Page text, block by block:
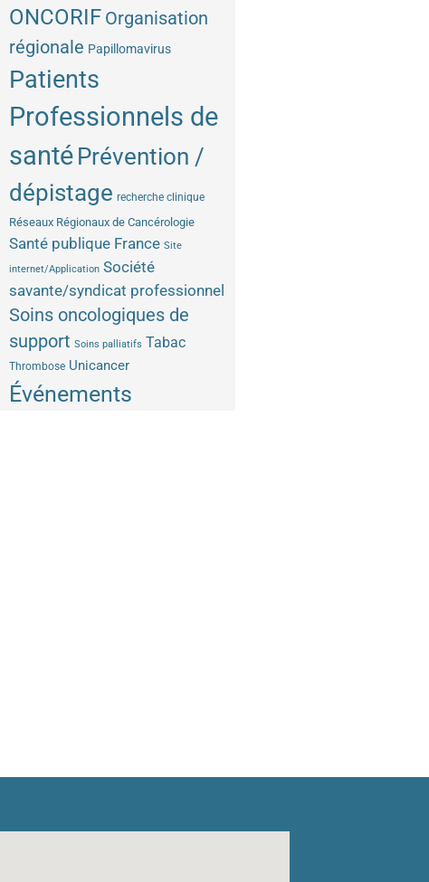
ONCORIF Organisation
régionale Papillomavirus
Patients
Professionnels de
santé Prévention /
dépistage recherche clinique
Réseaux Régionaux de Cancérologie
Santé publique France Site
internet/Application Société
savante/syndicat professionnel
Soins oncologiques de
support Soins palliatifs Tabac
Thrombose Unicancer
Événements